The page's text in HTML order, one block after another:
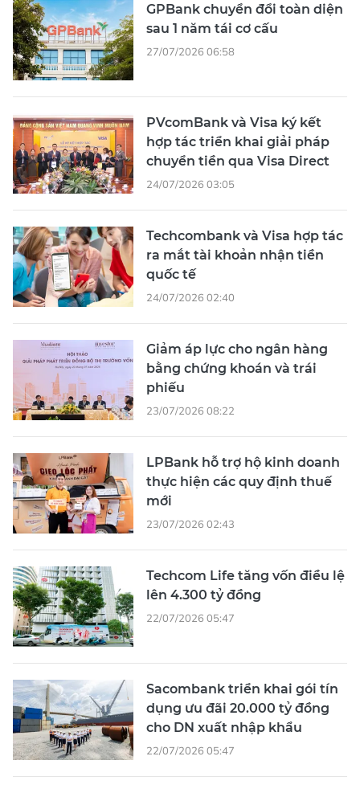
GPBank chuyển đổi toàn diện
sau 1 năm tái cơ cấu
27/07/2026 06:58
PVcomBank và Visa ký kết
hợp tác triển khai giải pháp
chuyển tiền qua Visa Direct
24/07/2026 03:05
Techcombank và Visa hợp tác
ra mắt tài khoản nhận tiền
quốc tế
24/07/2026 02:40
Giảm áp lực cho ngân hàng
bằng chứng khoán và trái
phiếu
23/07/2026 08:22
LPBank hỗ trợ hộ kinh doanh
thực hiện các quy định thuế
mới
23/07/2026 02:43
Techcom Life tăng vốn điều lệ
lên 4.300 tỷ đồng
22/07/2026 05:47
Sacombank triển khai gói tín
dụng ưu đãi 20.000 tỷ đồng
cho DN xuất nhập khẩu
22/07/2026 05:47